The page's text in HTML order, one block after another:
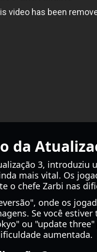
da
3, introduziu
mais vital. Os
o chefe Zarbi nas
onde os
Se você
ou "update
aumentada.